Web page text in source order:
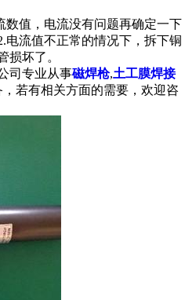
数值，电流没有问题再确定一下
电流值不正常的情况下，拆下铜
损坏了。
司专业从事磁焊枪,土工膜焊接
若有相关方面的需要，欢迎咨